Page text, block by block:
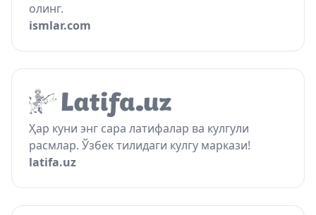
олинг.
ismlar.com
Ҳар куни энг сара латифалар ва кулгули
расмлар. Ўзбек тилидаги кулгу маркази!
latifa.uz